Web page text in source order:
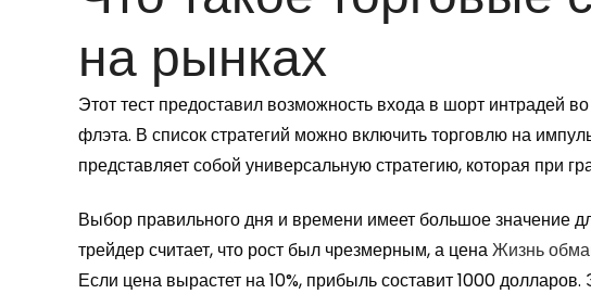
на рынках
Этот тест предоставил возможность входа в шорт интрадей
флэта. В список стратегий можно включить торговлю на
представляет собой универсальную стратегию, которая при
Выбор правильного дня и времени имеет большое значение
трейдер считает, что рост был чрезмерным, а ценаЖизнь
Если цена вырастет на 10%, прибыль составит 1000